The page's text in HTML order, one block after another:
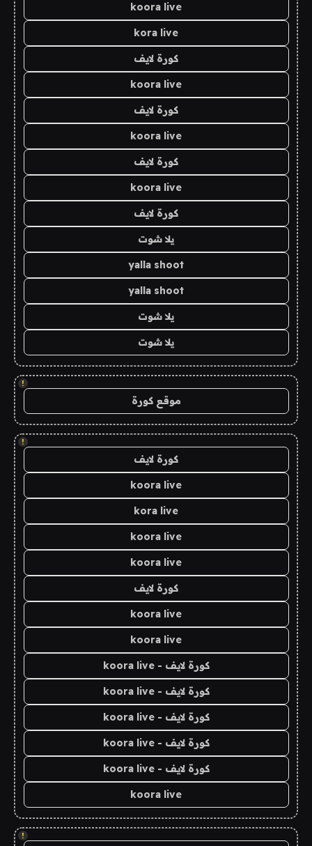
koora live
kora live
كورة لايف
koora live
كورة لايف
koora live
كورة لايف
koora live
كورة لايف
يلا شوت
yalla shoot
yalla shoot
يلا شوت
يلا شوت
!
موقع كورة
!
كورة لايف
koora live
kora live
koora live
koora live
كورة لايف
koora live
koora live
كورة لايف - koora live
كورة لايف - koora live
كورة لايف - koora live
كورة لايف - koora live
كورة لايف - koora live
koora live
!